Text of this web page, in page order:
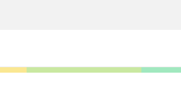
المحتوى